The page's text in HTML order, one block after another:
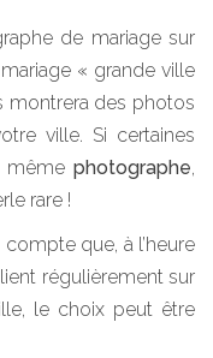
de mariage sur
« grande ville
montrera des photos
ville. Si certaines
même photographe,
rare !
que, à l’heure
régulièrement sur
le choix peut être